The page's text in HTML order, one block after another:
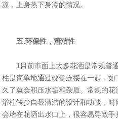
凉，上身热下身冷的情况。
五.环保性，清洁性
1目前市面上大多花洒是常规普
柱是简单地通过硬管连接在一起，
久了就会积压水垢和杂质。常规的
浴柱缺少自我清洁的设计和功能，
会堵在花洒出水口上，很容易导致